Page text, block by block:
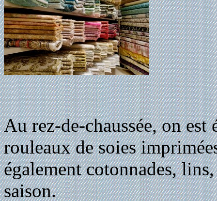
Au rez-de-chaussée, on
rouleaux de soies
également cotonnades,
saison.